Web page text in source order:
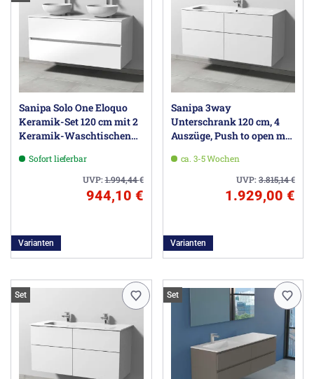
Sanipa Solo One Eloquo
Keramik-Set 120 cm mit 2
Keramik-Waschtischen
mit 2 Auszügen, inkl. 2
Armaturbohrungen
Sofort lieferbar
UVP:1.994,44€
944,10 €
Varianten
Sanipa 3way
Unterschrank 120 cm, 4
Auszüge, Push to open mit
Waschtisch
ca. 3-5 Wochen
UVP:3.815,14€
1.929,00 €
Varianten
Set Set